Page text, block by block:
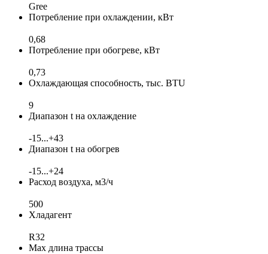
Gree
Потребление при охлаждении, кВт
0,68
Потребление при обогреве, кВт
0,73
Охлаждающая способность, тыс. BTU
9
Диапазон t на охлаждение
-15...+43
Диапазон t на обогрев
-15...+24
Расход воздуха, м3/ч
500
Хладагент
R32
Max длина трассы